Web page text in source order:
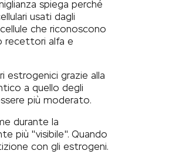
spiega perché
usati dagli
che riconoscono
recettori alfa e
estrogenici grazie alla
a quello degli
più moderato.
durante la
più "visibile". Quando
con gli estrogeni.